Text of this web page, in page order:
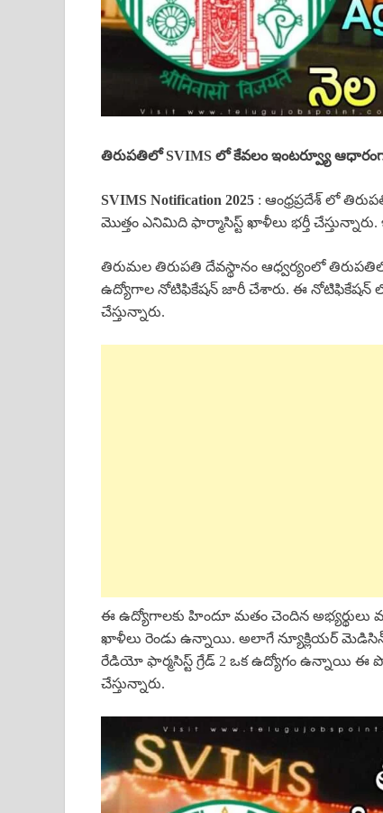
తిరుపతిలో SVIMS లో కేవలం ఇంటర్వ్యూ
SVIMS Notification 2025 : ఆంధ్రప్రదేశ్ లో
మొత్తం ఎనిమిది ఫార్మాసిస్ట్ ఖాళీలు భర్తీ
తిరుమల తిరుపతి దేవస్థానం ఆధ్వర్యంలో
ఉద్యోగాల నోటిఫికేషన్ జారీ చేశారు. ఈ నోటిఫికేషన్ లో
చేస్తున్నారు.
ఈ ఉద్యోగాలకు హిందూ మతం చెందిన అభ్యర్థులు
ఖాళీలు రెండు ఉన్నాయి. అలాగే న్యూక్లియర్
రేడియో ఫార్మసిస్ట్ గ్రేడ్ 2 ఒక ఉద్యోగం ఉన్నాయి ఈ
చేస్తున్నారు.